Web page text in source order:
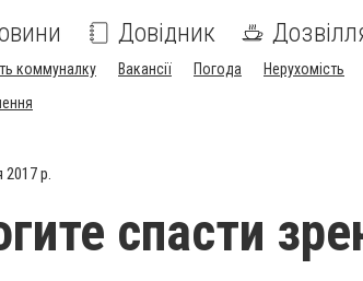
Довідник
коммуналку Вакансії Погода Нерухомість
2017 р.
спасти